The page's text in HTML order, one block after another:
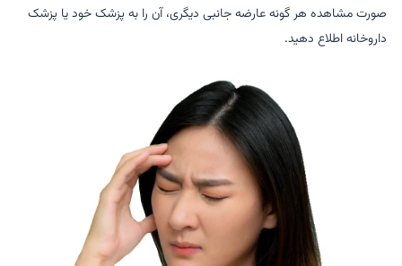
صورت مشاهده هر گونه عارضه جانبی دیگری، آن را به پزشک خود یا پزشک
داروخانه اطلاع دهید.